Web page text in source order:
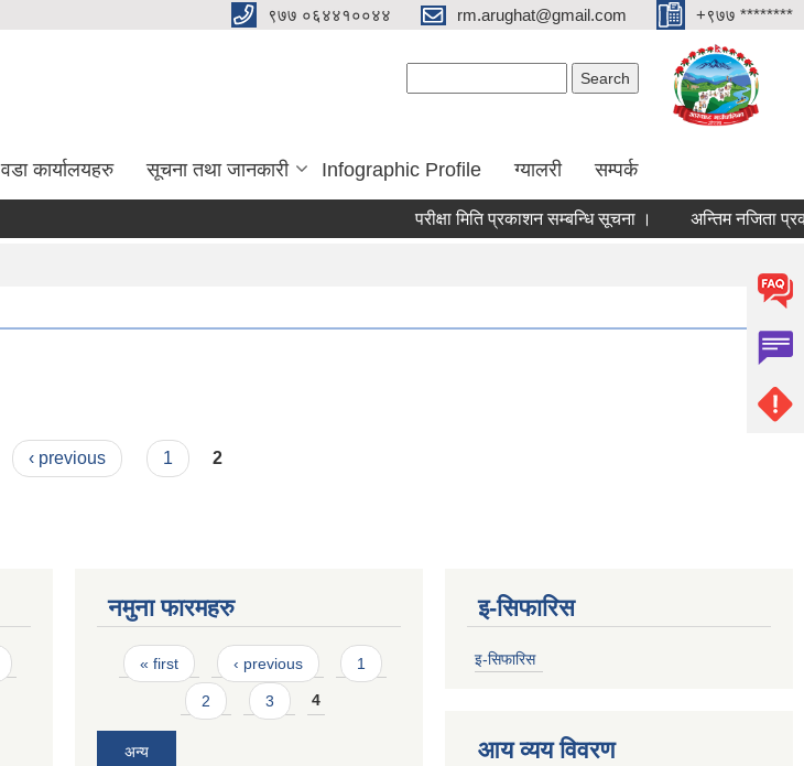
९७७ ०६४४१००४४ rm.arughat@gmail.com +९७७ ********
वडा कार्यालयहरु सूचना तथा जानकारी Infographic Profile ग्यालरी सम्पर्क
परीक्षा मिति प्रकाशन सम्बन्धि सूचना । अन्तिम नजिता
‹ previous 1 2
नमुना फारमहरु
Pages
« first ‹ previous 1
2 3 4
अन्य
इ-सिफारिस
इ-सिफारिस
आय व्यय विवरण